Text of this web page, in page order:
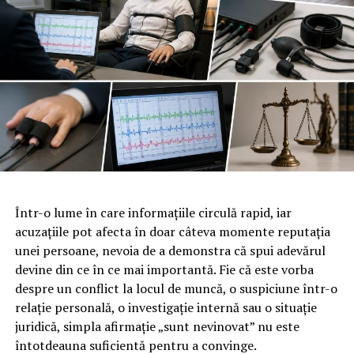
și poate ține victima în siguranță până când sosesc
profesioniștii. Aceeași logică se aplică hemoragiilor
severe, obstrucției căilor respiratorii sau unei crize de
sufocare: intervenția imediată, corectă, face diferența
între o sperietură și o tragedie.
Beneficiile concrete pentru
companie ale unei echipe
Investiția într-un program de prim ajutor nu este doar o
formalitate bifată pe lista de conformitate. Are efecte
măsurabile asupra modului în care funcționează
organizația și asupra oamenilor din ea.
Răspuns rapid și competentla incidente, ceea ce
reduce gravitatea consecințelor și, implicit,
Într-o lume în care informațiile circulă rapid, iar
acuzațiile pot afecta în doar câteva momente reputația
unei persoane, nevoia de a demonstra că spui adevărul
devine din ce în ce mai importantă. Fie că este vorba
despre un conflict la locul de muncă, o suspiciune într-o
relație personală, o investigație internă sau o situație
juridică, simpla afirmație „sunt nevinovat” nu este
întotdeauna suficientă pentru a convinge.